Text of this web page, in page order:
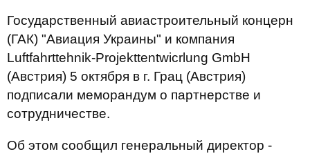
Государственный авиастроительный концерн
(ГАК) "Авиация Украины" и компания
Luftfahrttehnik-Projekttentwicrlung GmbH
(Австрия) 5 октября в г. Грац (Австрия)
подписали меморандум о партнерстве и
сотрудничестве.
Об этом сообщил генеральный директор -